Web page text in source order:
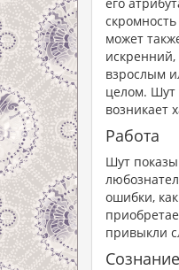
может
взрослым
целом. Шут
возникает
Работа
Шут
ошибки,
привыкли
Сознание